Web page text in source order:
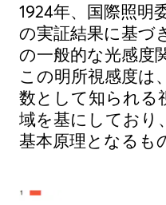
1924年、国際照明
の実証結果に基づ
の一般的な光感度
この明所視感度は
数として知られる
域を基にしており
基本原理となるも